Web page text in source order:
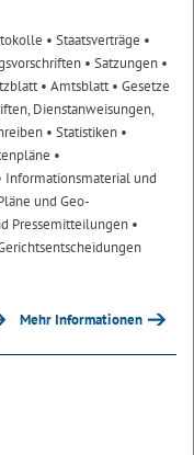
• Staatsverträge •
• Satzungen •
• Amtsblatt• Gesetze
Dienstanweisungen,
• Statistiken •
•
Informationsmaterial und
und Geo-
Pressemitteilungen •
Mehr Informationen